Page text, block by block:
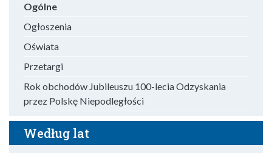
Ogólne
Ogłoszenia
Oświata
Przetargi
Rok obchodów Jubileuszu 100-lecia Odzyskania
przez Polskę Niepodległości
Według lat